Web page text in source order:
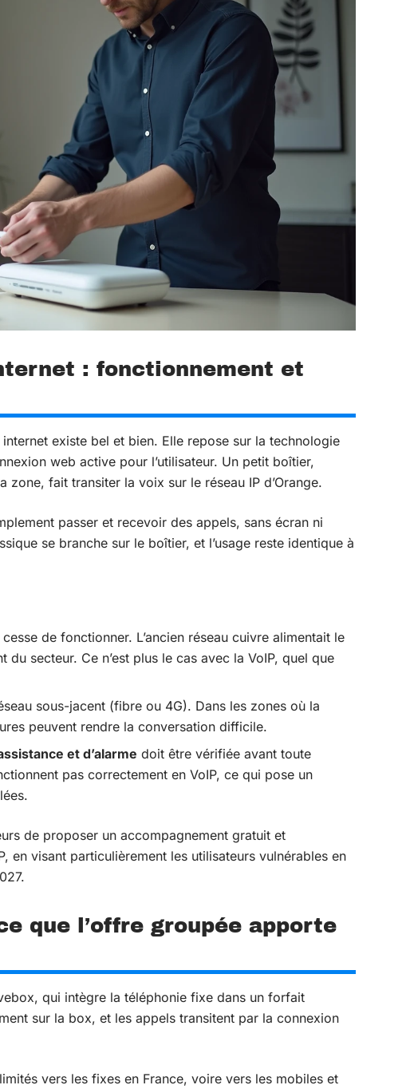
: fonctionnement et
existe bel et bien. Elle repose sur la technologie
web active pour l’utilisateur. Un petit boîtier,
fait transiter la voix sur le réseau IP d’Orange.
passer et recevoir des appels, sans écran ni
se branche sur le boîtier, et l’usage reste identique à
de fonctionner. L’ancien réseau cuivre alimentait le
secteur. Ce n’est plus le cas avec la VoIP, quel que
sous-jacent (fibre ou 4G). Dans les zones où la
peuvent rendre la conversation difficile.
et d’alarme doit être vérifiée avant toute
pas correctement en VoIP, ce qui pose un
de proposer un accompagnement gratuit et
en visant particulièrement les utilisateurs vulnérables en
que l’offre groupée apporte
qui intègre la téléphonie fixe dans un forfait
sur la box, et les appels transitent par la connexion
vers les fixes en France, voire vers les mobiles et